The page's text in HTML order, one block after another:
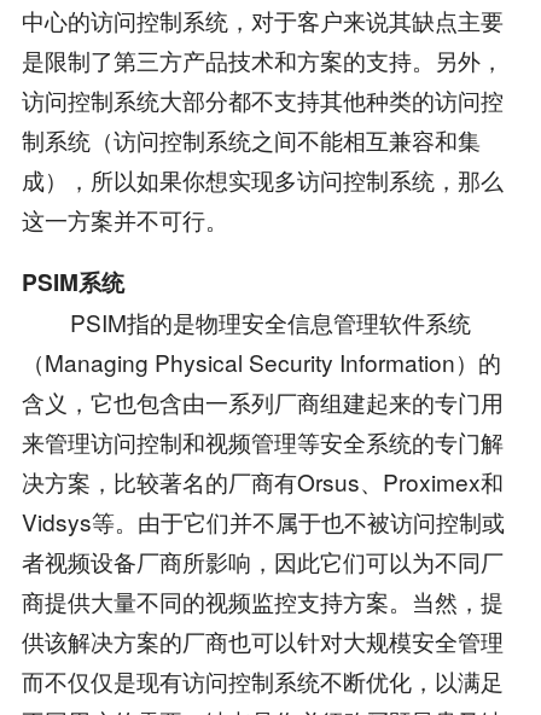
中心的访问控制系统，对于客户来说其缺点主要
是限制了第三方产品技术和方案的支持。另外，
访问控制系统大部分都不支持其他种类的访问控
制系统（访问控制系统之间不能相互兼容和集
成），所以如果你想实现多访问控制系统，那么
这一方案并不可行。
PSIM系统
PSIM指的是物理安全信息管理软件系统
（Managing Physical Security Information）的
含义，它也包含由一系列厂商组建起来的专门用
来管理访问控制和视频管理等安全系统的专门解
决方案，比较著名的厂商有Orsus、Proximex和
Vidsys等。由于它们并不属于也不被访问控制或
者视频设备厂商所影响，因此它们可以为不同厂
商提供大量不同的视频监控支持方案。当然，提
供该解决方案的厂商也可以针对大规模安全管理
而不仅仅是现有访问控制系统不断优化，以满足